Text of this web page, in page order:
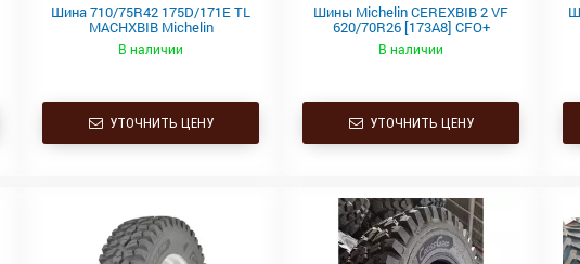
Шина 710/75R42 175D/171E TL
MACHXBIB Michelin
В наличии
УТОЧНИТЬ ЦЕНУ
Шины Michelin CEREXBIB 2 VF
620/70R26 [173A8] CFO+
В наличии
УТОЧНИТЬ ЦЕНУ